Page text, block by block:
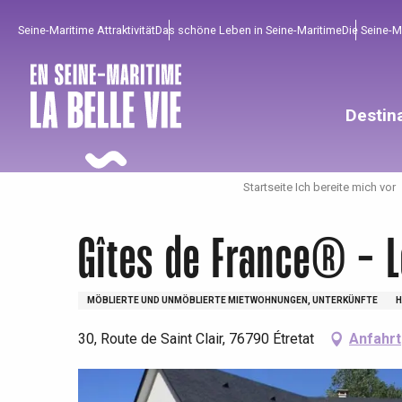
principal
Seine-Maritime AttraktivitätDas schöne Leben in Seine-MaritimeDie Seine-
Um zu profitieren
Unumgänglich
Gut aus der Heimat !
Startseite Ich bereite mich vor
Gîtes de France® -
MÖBLIERTE UND UNMÖBLIERTE MIETWOHNUNGEN, UNTERKÜNFTE
30, Route de Saint Clair, 76790 Étretat Anfahrt